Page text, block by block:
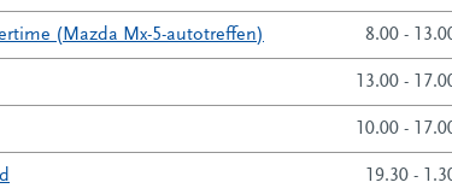
(Mazda Mx-5-autotreffen) 8.00 -
13.00 -
10.00 -
19.30 -